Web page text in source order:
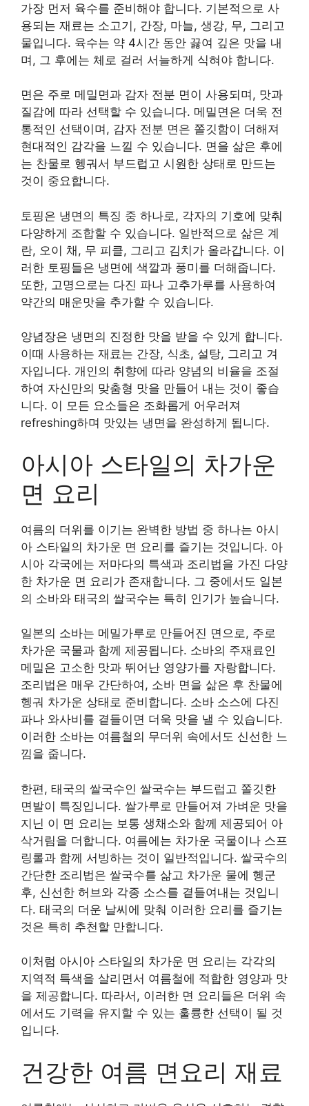
가장 먼저 육수를 준비해야 합니다. 기본적으로 사
용되는 재료는 소고기, 간장, 마늘, 생강, 무, 그리고
물입니다. 육수는 약 4시간 동안 끓여 깊은 맛을 내
며, 그 후에는 체로 걸러 서늘하게 식혀야 합니다.
면은 주로 메밀면과 감자 전분 면이 사용되며, 맛과
질감에 따라 선택할 수 있습니다. 메밀면은 더욱 전
통적인 선택이며, 감자 전분 면은 쫄깃함이 더해져
현대적인 감각을 느낄 수 있습니다. 면을 삶은 후에
는 찬물로 헹궈서 부드럽고 시원한 상태로 만드는
것이 중요합니다.
토핑은 냉면의 특징 중 하나로, 각자의 기호에 맞춰
다양하게 조합할 수 있습니다. 일반적으로 삶은 계
란, 오이 채, 무 피클, 그리고 김치가 올라갑니다. 이
러한 토핑들은 냉면에 색깔과 풍미를 더해줍니다.
또한, 고명으로는 다진 파나 고추가루를 사용하여
약간의 매운맛을 추가할 수 있습니다.
양념장은 냉면의 진정한 맛을 받을 수 있게 합니다.
이때 사용하는 재료는 간장, 식초, 설탕, 그리고 겨
자입니다. 개인의 취향에 따라 양념의 비율을 조절
하여 자신만의 맞춤형 맛을 만들어 내는 것이 좋습
니다. 이 모든 요소들은 조화롭게 어우러져
refreshing하며 맛있는 냉면을 완성하게 됩니다.
아시아 스타일의 차가운
면 요리
여름의 더위를 이기는 완벽한 방법 중 하나는 아시
아 스타일의 차가운 면 요리를 즐기는 것입니다. 아
시아 각국에는 저마다의 특색과 조리법을 가진 다양
한 차가운 면 요리가 존재합니다. 그 중에서도 일본
의 소바와 태국의 쌀국수는 특히 인기가 높습니다.
일본의 소바는 메밀가루로 만들어진 면으로, 주로
차가운 국물과 함께 제공됩니다. 소바의 주재료인
메밀은 고소한 맛과 뛰어난 영양가를 자랑합니다.
조리법은 매우 간단하여, 소바 면을 삶은 후 찬물에
헹궈 차가운 상태로 준비합니다. 소바 소스에 다진
파나 와사비를 곁들이면 더욱 맛을 낼 수 있습니다.
이러한 소바는 여름철의 무더위 속에서도 신선한 느
낌을 줍니다.
한편, 태국의 쌀국수인 쌀국수는 부드럽고 쫄깃한
면발이 특징입니다. 쌀가루로 만들어져 가벼운 맛을
지닌 이 면 요리는 보통 생채소와 함께 제공되어 아
삭거림을 더합니다. 여름에는 차가운 국물이나 스프
링롤과 함께 서빙하는 것이 일반적입니다. 쌀국수의
간단한 조리법은 쌀국수를 삶고 차가운 물에 헹군
후, 신선한 허브와 각종 소스를 곁들여내는 것입니
다. 태국의 더운 날씨에 맞춰 이러한 요리를 즐기는
것은 특히 추천할 만합니다.
이처럼 아시아 스타일의 차가운 면 요리는 각각의
지역적 특색을 살리면서 여름철에 적합한 영양과 맛
을 제공합니다. 따라서, 이러한 면 요리들은 더위 속
에서도 기력을 유지할 수 있는 훌륭한 선택이 될 것
입니다.
건강한 여름 면요리 재료